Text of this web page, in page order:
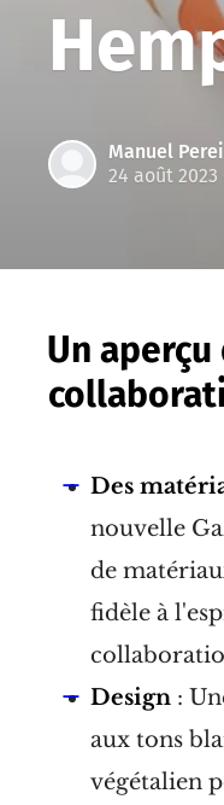
Manuel
24 août 2023
Un aperçu
Des
nouvelle
de
fidèle à
Design :
aux tons
végétalien